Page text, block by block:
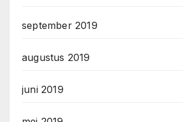
september 2019
augustus 2019
juni 2019